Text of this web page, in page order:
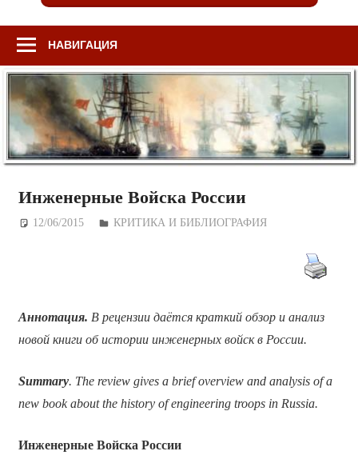
НАВИГАЦИЯ
Инженерные Войска России
12/06/2015 Дежурный по Редакции
КРИТИКА И БИБЛИОГРАФИЯ
Аннотация. В рецензии даётся краткий обзор и анализ
новой книги об истории инженерных войск в России.
Summary. The review gives a brief overview and analysis of a
new book about the history of engineering troops in Russia.
Инженерные Войска России